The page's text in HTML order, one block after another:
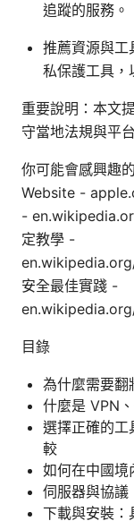
追蹤的服務。
推薦資源與工
私保護工具，
重要說明：本文
守當地法規與平
你可能會感興趣
Website -
-
定教學 -
安全最佳實踐 -
目錄
為什麼需要翻
什麼是 VPN
選擇正確的工
較
如何在中國境
伺服器與協議
下載與安裝：